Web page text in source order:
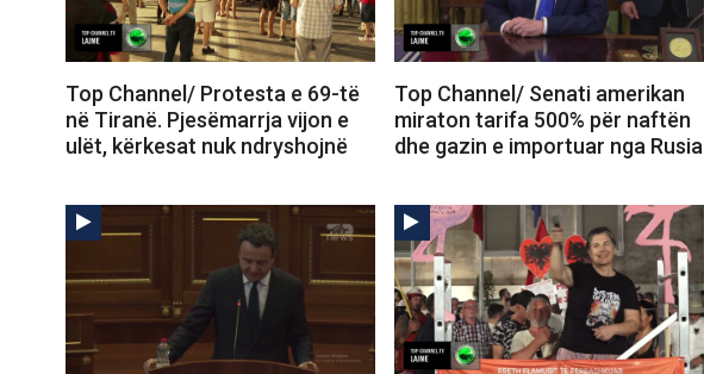
Top Channel/ Protesta e 69-të
në Tiranë. Pjesëmarrja vijon e
ulët, kërkesat nuk ndryshojnë
Top Channel/ Senati amerikan
miraton tarifa 500% për naftën
dhe gazin e importuar nga Rusia